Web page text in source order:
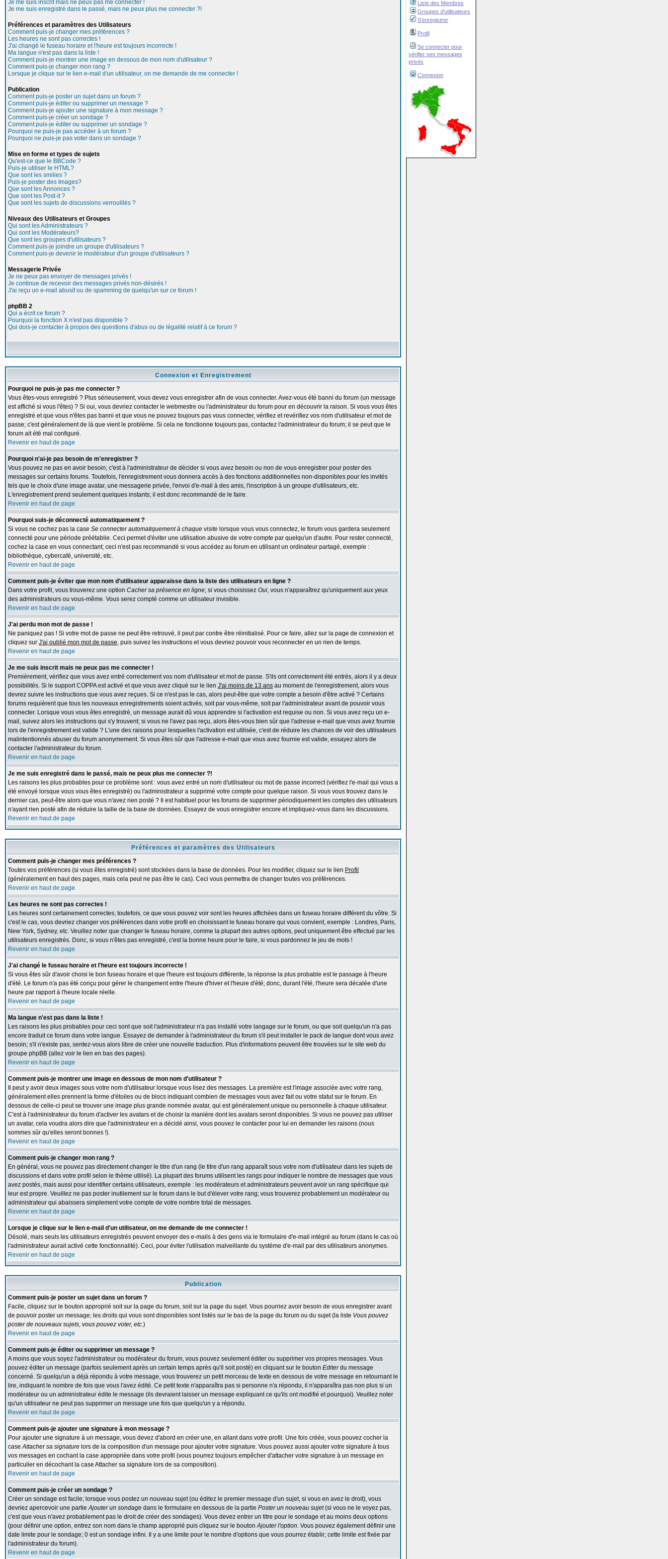
Liste des Membres
Groupes d'utilisateurs
S'enregistrer
Profil
Se connecter pour
vérifier ses messages
privés
Connexion
Je me suis inscrit mais ne peux pas me connecter !
Je me suis enregistré dans le passé, mais ne peux plus me connecter ?!
Préférences et paramètres des Utilisateurs
Comment puis-je changer mes préférences ?
Les heures ne sont pas correctes !
J'ai changé le fuseau horaire et l'heure est toujours incorrecte !
Ma langue n'est pas dans la liste !
Comment puis-je montrer une image en dessous de mon nom d'utilisateur ?
Comment puis-je changer mon rang ?
Lorsque je clique sur le lien e-mail d'un utilisateur, on me demande de me connecter !
Publication
Comment puis-je poster un sujet dans un forum ?
Comment puis-je éditer ou supprimer un message ?
Comment puis-je ajouter une signature à mon message ?
Comment puis-je créer un sondage ?
Comment puis-je éditer ou supprimer un sondage ?
Pourquoi ne puis-je pas accéder à un forum ?
Pourquoi ne puis-je pas voter dans un sondage ?
Mise en forme et types de sujets
Qu'est-ce que le BBCode ?
Puis-je utiliser le HTML?
Que sont les smilies ?
Puis-je poster des Images?
Que sont les Annonces ?
Que sont les Post-it ?
Que sont les sujets de discussions verrouillés ?
Niveaux des Utilisateurs et Groupes
Qui sont les Administrateurs ?
Qui sont les Modérateurs?
Que sont les groupes d'utilisateurs ?
Comment puis-je joindre un groupe d'utilisateurs ?
Comment puis-je devenir le modérateur d'un groupe d'utilisateurs ?
Messagerie Privée
Je ne peux pas envoyer de messages privés !
Je continue de recevoir des messages privés non-désirés !
J'ai reçu un e-mail abusif ou de spamming de quelqu'un sur ce forum !
phpBB 2
Qui a écrit ce forum ?
Pourquoi la fonction X n'est pas disponible ?
Qui dois-je contacter à propos des questions d'abus ou de légalité relatif à ce forum ?
Connexion et Enregistrement
Pourquoi ne puis-je pas me connecter ?
Vous êtes-vous enregistré ? Plus sérieusement, vous devez vous enregistrer afin de vous connecter. Avez-vous été banni du forum (un message
est affiché si vous l'êtes) ? Si oui, vous devriez contacter le webmestre ou l'administrateur du forum pour en découvrir la raison. Si vous vous êtes
enregistré et que vous n'êtes pas banni et que vous ne pouvez toujours pas vous connecter, vérifiez et revérifiez vos nom d'utilisateur et mot de
passe; c'est généralement de là que vient le problème. Si cela ne fonctionne toujours pas, contactez l'administrateur du forum; il se peut que le
forum ait été mal configuré.
Revenir en haut de page
Pourquoi n'ai-je pas besoin de m'enregistrer ?
Vous pouvez ne pas en avoir besoin; c'est à l'administrateur de décider si vous avez besoin ou non de vous enregistrer pour poster des
messages sur certains forums. Toutefois, l'enregistrement vous donnera accès à des fonctions additionnelles non-disponibles pour les invités
tels que le choix d'une image avatar, une messagerie privée, l'envoi d'e-mail à des amis, l'inscription à un groupe d'utilisateurs, etc.
L'enregistrement prend seulement quelques instants; il est donc recommandé de le faire.
Revenir en haut de page
Pourquoi suis-je déconnecté automatiquement ?
Si vous ne cochez pas la case Se connecter automatiquement à chaque visite lorsque vous vous connectez, le forum vous gardera seulement
connecté pour une période préétablie. Ceci permet d'éviter une utilisation abusive de votre compte par quelqu'un d'autre. Pour rester connecté,
cochez la case en vous connectant; ceci n'est pas recommandé si vous accédez au forum en utilisant un ordinateur partagé, exemple :
bibliothèque, cybercafé, université, etc.
Revenir en haut de page
Comment puis-je éviter que mon nom d'utilisateur apparaisse dans la liste des utilisateurs en ligne ?
Dans votre profil, vous trouverez une option Cacher sa présence en ligne; si vous choisissez Oui, vous n'apparaîtrez qu'uniquement aux yeux
des administrateurs ou vous-même. Vous serez compté comme un utilisateur invisible.
Revenir en haut de page
J'ai perdu mon mot de passe !
Ne paniquez pas ! Si votre mot de passe ne peut être retrouvé, il peut par contre être réinitialisé. Pour ce faire, allez sur la page de connexion et
cliquez sur J'ai oublié mon mot de passe, puis suivez les instructions et vous devriez pouvoir vous reconnecter en un rien de temps.
Revenir en haut de page
Je me suis inscrit mais ne peux pas me connecter !
Premièrement, vérifiez que vous avez entré correctement vos nom d'utilisateur et mot de passe. S'ils ont correctement été entrés, alors il y a deux
possibilités. Si le support COPPA est activé et que vous avez cliqué sur le lien J'ai moins de 13 ans au moment de l'enregistrement, alors vous
devrez suivre les instructions que vous avez reçues. Si ce n'est pas le cas, alors peut-être que votre compte a besoin d'être activé ? Certains
forums requièrent que tous les nouveaux enregistrements soient activés, soit par vous-même, soit par l'administrateur avant de pouvoir vous
connecter. Lorsque vous vous êtes enregistré, un message aurait dû vous apprendre si l'activation est requise ou non. Si vous avez reçu un e-
mail, suivez alors les instructions qui s'y trouvent; si vous ne l'avez pas reçu, alors êtes-vous bien sûr que l'adresse e-mail que vous avez fournie
lors de l'enregistrement est valide ? L'une des raisons pour lesquelles l'activation est utilisée, c'est de réduire les chances de voir des utilisateurs
malintentionnés abuser du forum anonymement. Si vous êtes sûr que l'adresse e-mail que vous avez fournie est valide, essayez alors de
contacter l'administrateur du forum.
Revenir en haut de page
Je me suis enregistré dans le passé, mais ne peux plus me connecter ?!
Les raisons les plus probables pour ce problème sont : vous avez entré un nom d'utilisateur ou mot de passe incorrect (vérifiez l'e-mail qui vous a
été envoyé lorsque vous vous êtes enregistré) ou l'administrateur a supprimé votre compte pour quelque raison. Si vous vous trouvez dans le
dernier cas, peut-être alors que vous n'avez rien posté ? Il est habituel pour les forums de supprimer périodiquement les comptes des utilisateurs
n'ayant rien posté afin de réduire la taille de la base de données. Essayez de vous enregistrer encore et impliquez-vous dans les discussions.
Revenir en haut de page
Préférences et paramètres des Utilisateurs
Comment puis-je changer mes préférences ?
Toutes vos préférences (si vous êtes enregistré) sont stockées dans la base de données. Pour les modifier, cliquez sur le lien Profil
(généralement en haut des pages, mais cela peut ne pas être le cas). Ceci vous permettra de changer toutes vos préférences.
Revenir en haut de page
Les heures ne sont pas correctes !
Les heures sont certainement correctes; toutefois, ce que vous pouvez voir sont les heures affichées dans un fuseau horaire différent du vôtre. Si
c'est le cas, vous devriez changer vos préférences dans votre profil en choisissant le fuseau horaire qui vous convient, exemple : Londres, Paris,
New York, Sydney, etc. Veuillez noter que changer le fuseau horaire, comme la plupart des autres options, peut uniquement être effectué par les
utilisateurs enregistrés. Donc, si vous n'êtes pas enregistré, c'est la bonne heure pour le faire, si vous pardonnez le jeu de mots !
Revenir en haut de page
J'ai changé le fuseau horaire et l'heure est toujours incorrecte !
Si vous êtes sûr d'avoir choisi le bon fuseau horaire et que l'heure est toujours différente, la réponse la plus probable est le passage à l'heure
d'été. Le forum n'a pas été conçu pour gérer le changement entre l'heure d'hiver et l'heure d'été; donc, durant l'été, l'heure sera décalée d'une
heure par rapport à l'heure locale réelle.
Revenir en haut de page
Ma langue n'est pas dans la liste !
Les raisons les plus probables pour ceci sont que soit l'administrateur n'a pas installé votre langage sur le forum, ou que soit quelqu'un n'a pas
encore traduit ce forum dans votre langue. Essayez de demander à l'administrateur du forum s'il peut installer le pack de langue dont vous avez
besoin; s'il n'existe pas, sentez-vous alors libre de créer une nouvelle traduction. Plus d'informations peuvent être trouvées sur le site web du
groupe phpBB (allez voir le lien en bas des pages).
Revenir en haut de page
Comment puis-je montrer une image en dessous de mon nom d'utilisateur ?
Il peut y avoir deux images sous votre nom d'utilisateur lorsque vous lisez des messages. La première est l'image associée avec votre rang,
généralement elles prennent la forme d'étoiles ou de blocs indiquant combien de messages vous avez fait ou votre statut sur le forum. En
dessous de celle-ci peut se trouver une image plus grande nommée avatar, qui est généralement unique ou personnelle à chaque utilisateur.
C'est à l'administrateur du forum d'activer les avatars et de choisir la manière dont les avatars seront disponibles. Si vous ne pouvez pas utiliser
un avatar, cela voudra alors dire que l'administrateur en a décidé ainsi, vous pouvez le contacter pour lui en demander les raisons (nous
sommes sûr qu'elles seront bonnes !).
Revenir en haut de page
Comment puis-je changer mon rang ?
En général, vous ne pouvez pas directement changer le titre d'un rang (le titre d'un rang apparaît sous votre nom d'utilisateur dans les sujets de
discussions et dans votre profil selon le thème utilisé). La plupart des forums utilisent les rangs pour indiquer le nombre de messages que vous
avez postés, mais aussi pour identifier certains utilisateurs, exemple : les modérateurs et administrateurs peuvent avoir un rang spécifique qui
leur est propre. Veuillez ne pas poster inutilement sur le forum dans le but d'élever votre rang; vous trouverez probablement un modérateur ou
administrateur qui abaissera simplement votre compte de votre nombre total de messages.
Revenir en haut de page
Lorsque je clique sur le lien e-mail d'un utilisateur, on me demande de me connecter !
Désolé, mais seuls les utilisateurs enregistrés peuvent envoyer des e-mails à des gens via le formulaire d'e-mail intégré au forum (dans le cas où
l'administrateur aurait activé cette fonctionnalité). Ceci, pour éviter l'utilisation malveillante du système d'e-mail par des utilisateurs anonymes.
Revenir en haut de page
Publication
Comment puis-je poster un sujet dans un forum ?
Facile, cliquez sur le bouton approprié soit sur la page du forum, soit sur la page du sujet. Vous pourriez avoir besoin de vous enregistrer avant
de pouvoir poster un message; les droits qui vous sont disponibles sont listés sur le bas de la page du forum ou du sujet (la liste Vous pouvez
poster de nouveaux sujets, vous pouvez voter, etc.)
Revenir en haut de page
Comment puis-je éditer ou supprimer un message ?
A moins que vous soyez l'administrateur ou modérateur du forum, vous pouvez seulement éditer ou supprimer vos propres messages. Vous
pouvez éditer un message (parfois seulement après un certain temps après qu'il soit posté) en cliquant sur le bouton Editerdu message
concerné. Si quelqu'un a déjà répondu à votre message, vous trouverez un petit morceau de texte en dessous de votre message en retournant le
lire, indiquant le nombre de fois que vous l'avez édité. Ce petit texte n'apparaîtra pas si personne n'a répondu, il n'apparaîtra pas non plus si un
modérateur ou un administrateur édite le message (ils devraient laisser un message expliquant ce qu'ils ont modifié et pourquoi). Veuillez noter
qu'un utilisateur ne peut pas supprimer un message une fois que quelqu'un y a répondu.
Revenir en haut de page
Comment puis-je ajouter une signature à mon message ?
Pour ajouter une signature à un message, vous devez d'abord en créer une, en allant dans votre profil. Une fois créée, vous pouvez cocher la
caseAttacher sa signature lors de la composition d'un message pour ajouter votre signature. Vous pouvez aussi ajouter votre signature à tous
vos messages en cochant la case appropriée dans votre profil (vous pourrez toujours empêcher d'attacher votre signature à un message en
particulier en décochant la case Attacher sa signature lors de sa composition).
Revenir en haut de page
Comment puis-je créer un sondage ?
Créer un sondage est facile; lorsque vous postez un nouveau sujet (ou éditez le premier message d'un sujet, si vous en avez le droit), vous
devriez apercevoir une partieAjouter un sondage dans le formulaire en dessous de la partie Poster un nouveau sujet(si vous ne le voyez pas,
c'est que vous n'avez probablement pas le droit de créer des sondages). Vous devez entrer un titre pour le sondage et au moins deux options
(pour définir une option, entrez son nom dans le champ approprié puis cliquez sur le boutonAjouter l'option. Vous pouvez également définir une
date limite pour le sondage; 0 est un sondage infini. Il y a une limite pour le nombre d'options que vous pourrez établir; cette limite est fixée par
l'administrateur du forum).
Revenir en haut de page